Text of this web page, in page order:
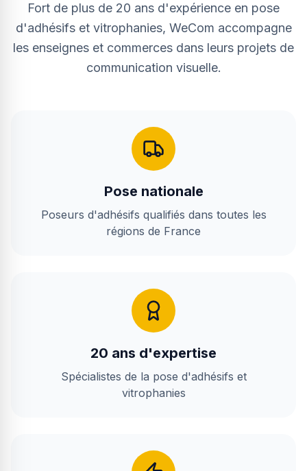
Fort de plus de 20 ans d'expérience en pose
d'adhésifs et vitrophanies, WeCom accompagne
les enseignes et commerces dans leurs projets de
communication visuelle.
Pose nationale
Poseurs d'adhésifs qualifiés dans toutes les
régions de France
20 ans d'expertise
Spécialistes de la pose d'adhésifs et
vitrophanies